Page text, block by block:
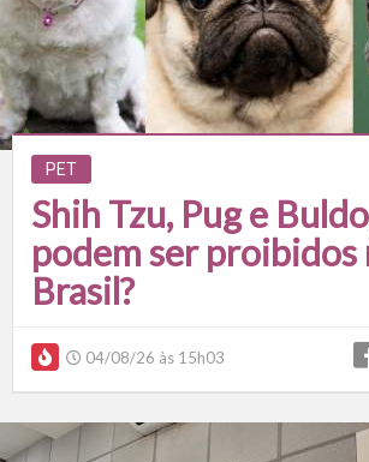
PET
Shih Tzu, Pug e
podem ser proibidos
Brasil?
04/08/26 às 15h03